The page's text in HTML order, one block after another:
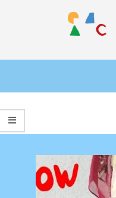
ART
CLASS
Primary
Menu